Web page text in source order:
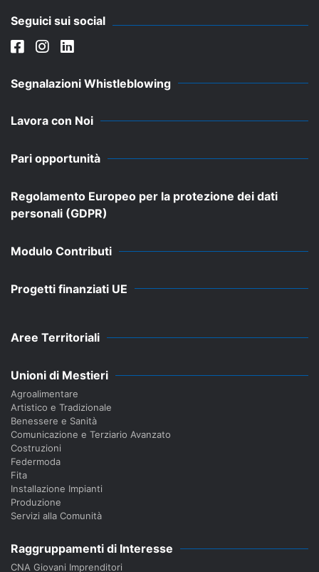
Seguici sui social
Segnalazioni Whistleblowing
Lavora con Noi
Pari opportunità
Regolamento Europeo per la protezione dei dati
personali (GDPR)
Modulo Contributi
Progetti finanziati UE
Aree Territoriali
Unioni di Mestieri
Agroalimentare
Artistico e Tradizionale
Benessere e Sanità
Comunicazione e Terziario Avanzato
Costruzioni
Federmoda
Fita
Installazione Impianti
Produzione
Servizi alla Comunità
Raggruppamenti di Interesse
CNA Giovani Imprenditori